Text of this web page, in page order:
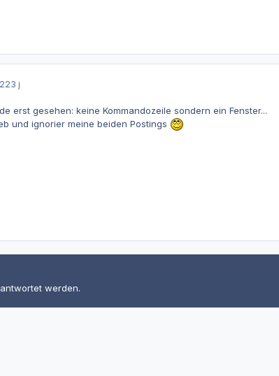
23 j
erst gesehen: keine Kommandozeile sondern ein Fenster...
und ignorier meine beiden Postings
werden.